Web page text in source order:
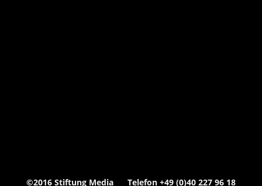
©2016 Stiftung Media Telefon +49 (0)40 227 96 18